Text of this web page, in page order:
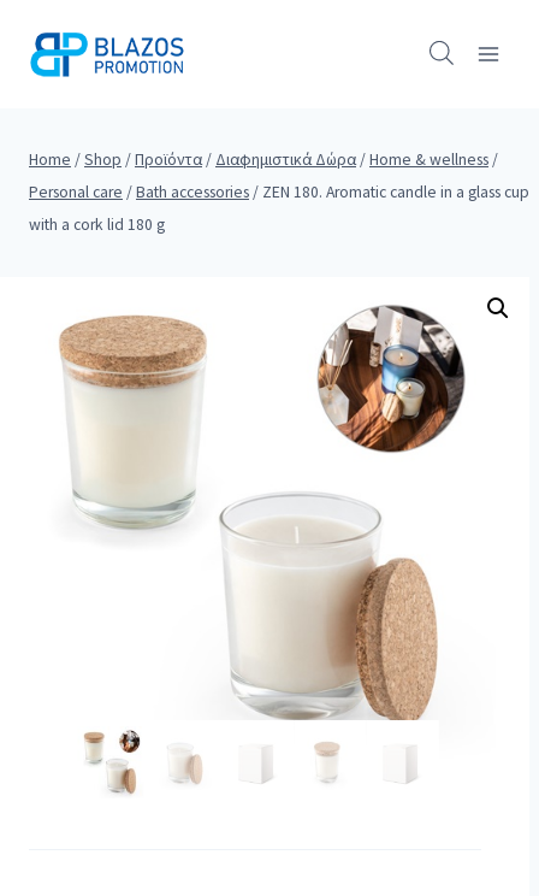
Home /Shop /Προϊόντα / Διαφημιστικά Δώρα /Home & wellness /
Personal care /Bath accessories / ZEN 180. Aromatic candle in a glass cup
with a cork lid 180 g